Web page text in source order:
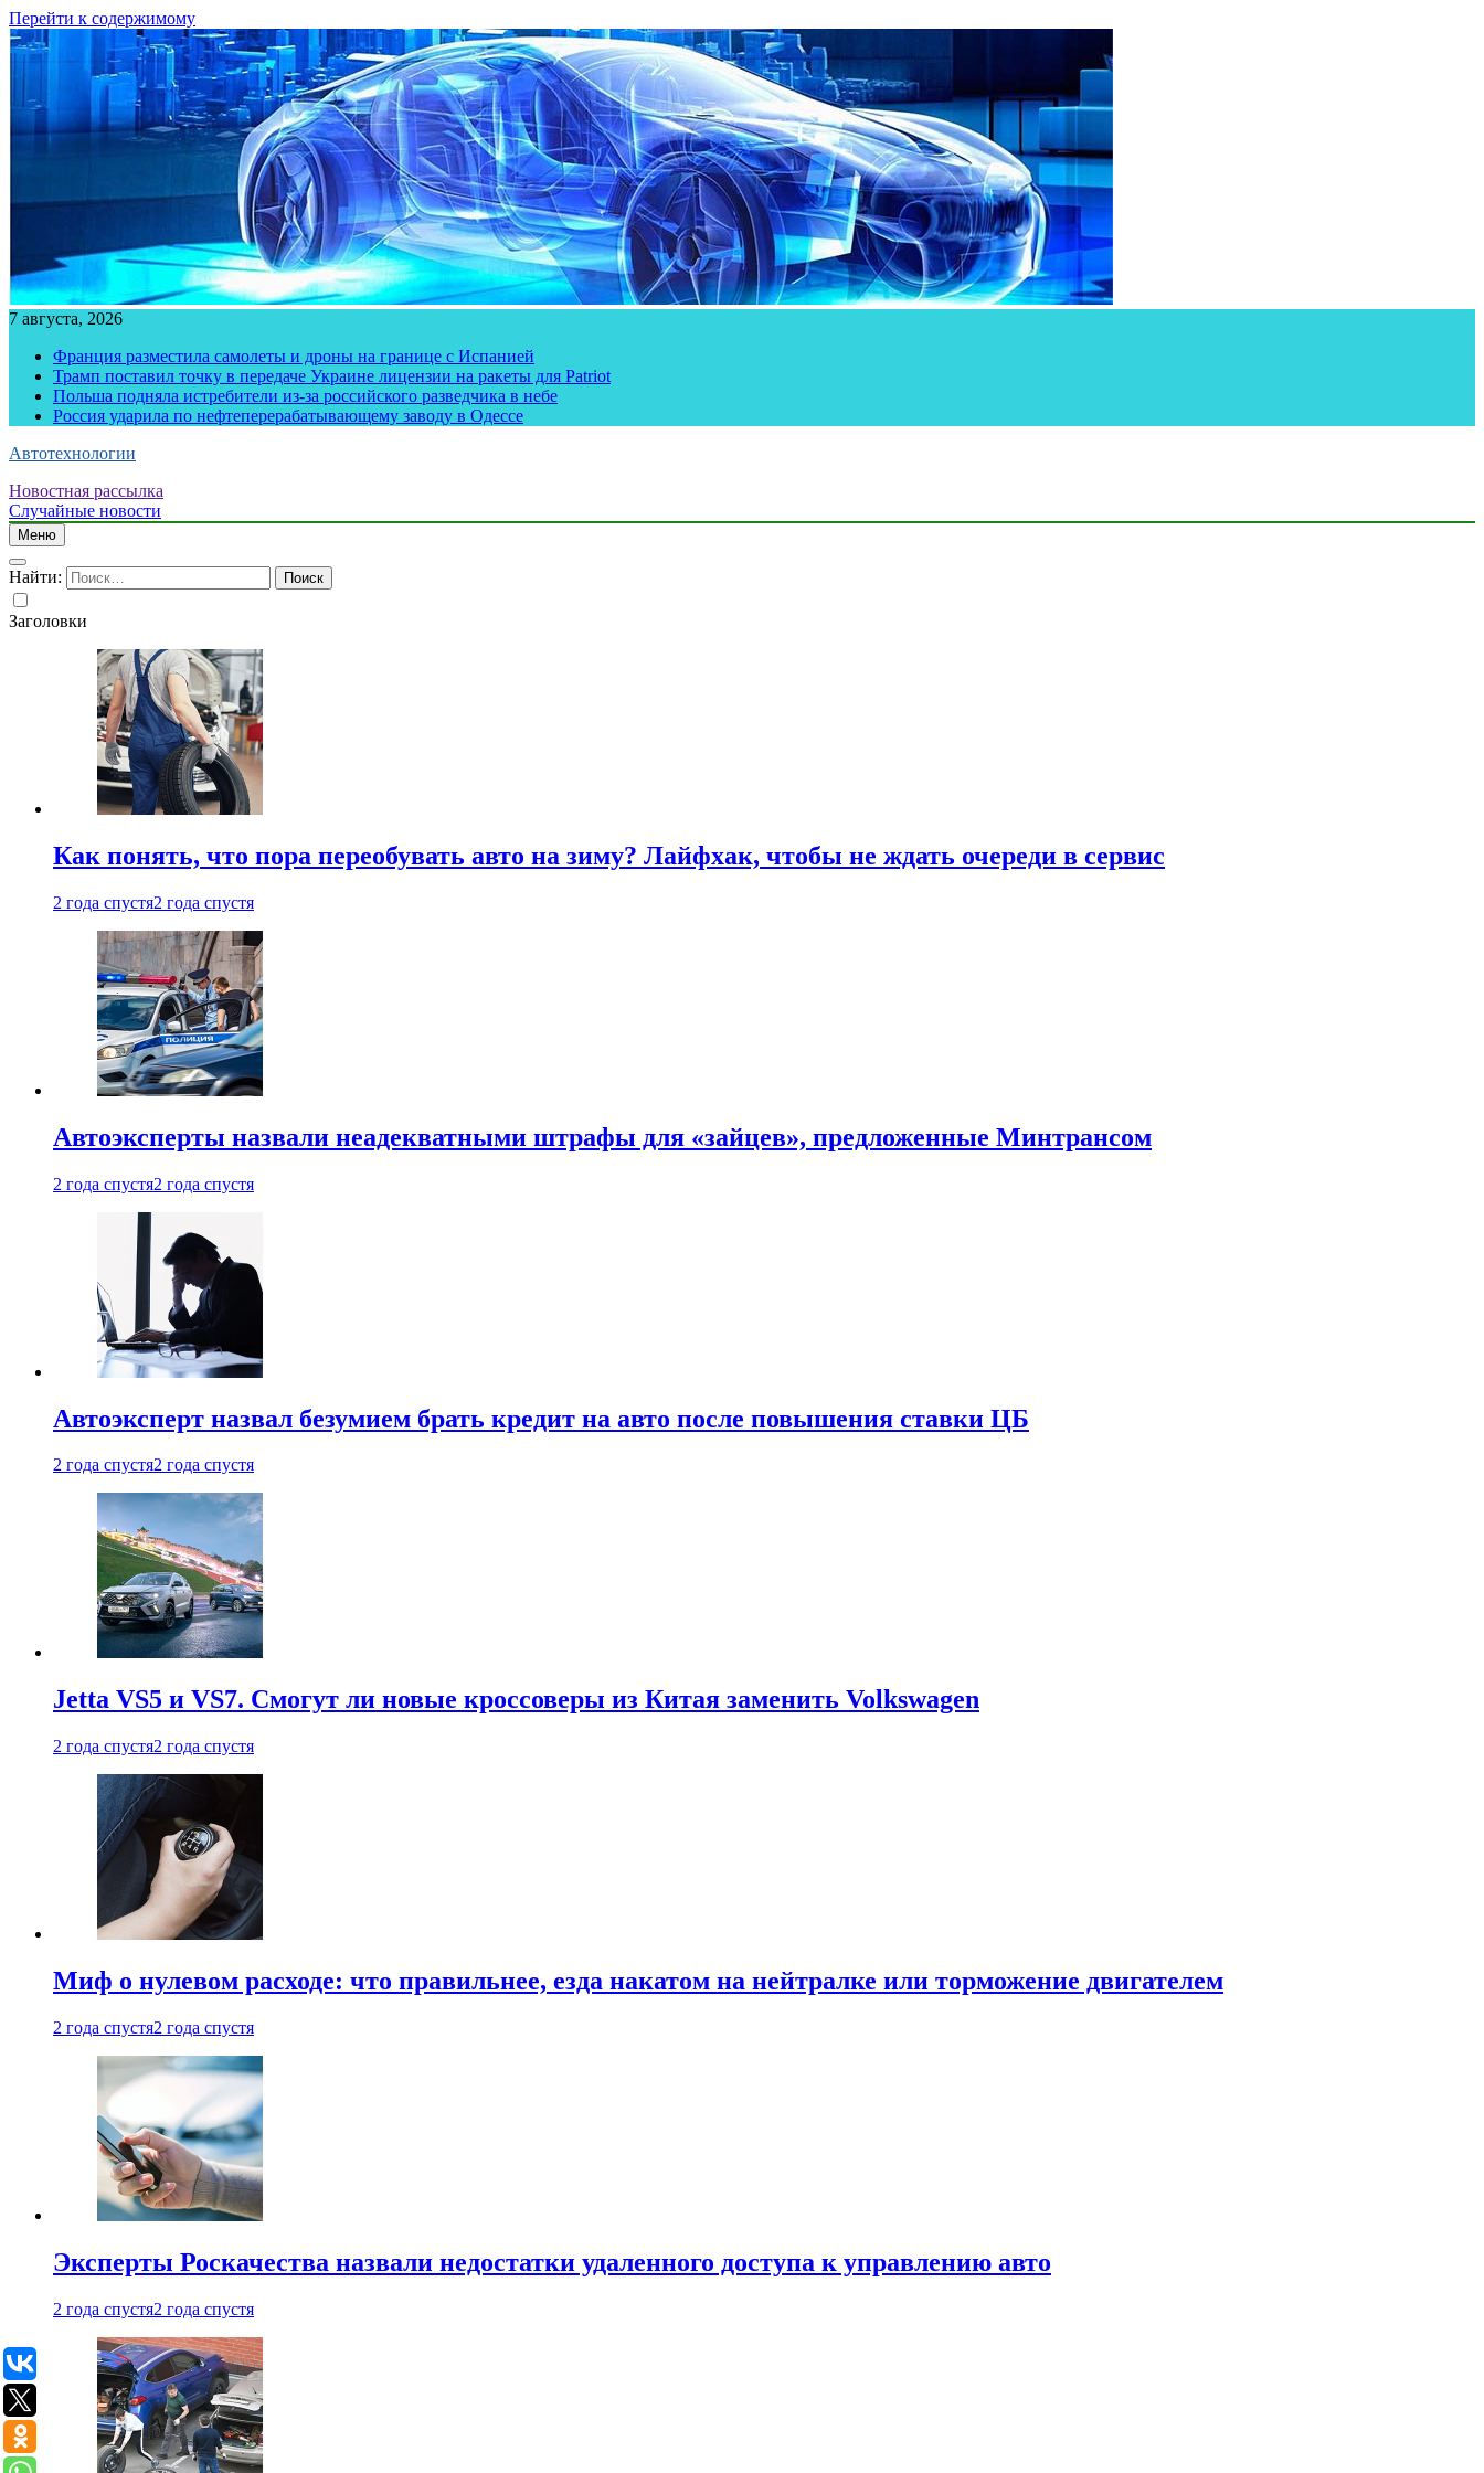
Перейти к содержимому
7 августа, 2026
Франция разместила самолеты и дроны на границе с Испанией
Трамп поставил точку в передаче Украине лицензии на ракеты для Patriot
Польша подняла истребители из-за российского разведчика в небе
Россия ударила по нефтеперерабатывающему заводу в Одессе
Автотехнологии
Новостная рассылка
Случайные новости
Меню
Найти:
Заголовки
Как понять, что пора переобувать авто на зиму? Лайфхак, чтобы не ждать очереди в сервис
2 года спустя2 года спустя
Автоэксперты назвали неадекватными штрафы для «зайцев», предложенные Минтрансом
2 года спустя2 года спустя
Автоэксперт назвал безумием брать кредит на авто после повышения ставки ЦБ
2 года спустя2 года спустя
Jetta VS5 и VS7. Смогут ли новые кроссоверы из Китая заменить Volkswagen
2 года спустя2 года спустя
Миф о нулевом расходе: что правильнее, езда накатом на нейтралке или торможение двигателем
2 года спустя2 года спустя
Эксперты Роскачества назвали недостатки удаленного доступа к управлению авто
2 года спустя2 года спустя